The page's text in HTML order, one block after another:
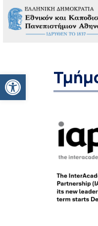
Ανοίξτε τη γραμμή εργαλείων